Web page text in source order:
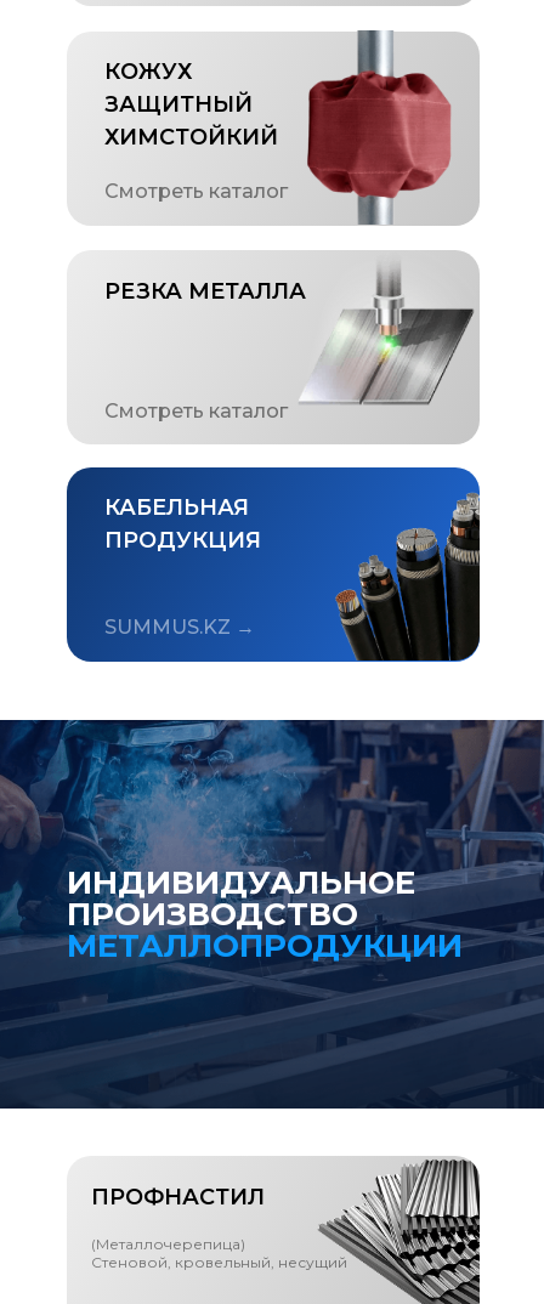
РЕЗКА МЕТАЛЛА
Смотреть каталог
КОЖУХ
ЗАЩИТНЫЙ
ХИМСТОЙКИЙ
Смотреть каталог
КАБЕЛЬНАЯ
ПРОДУКЦИЯ
SUMMUS.KZ →
ИНДИВИДУАЛЬНОЕ
ПРОИЗВОДСТВО
МЕТАЛЛОПРОДУКЦИИ
ПРОФНАСТИЛ
(Металлочерепица)
Стеновой, кровельный, несущий